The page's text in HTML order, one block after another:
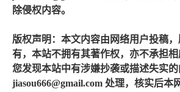
除侵权内容。
版权声明：本文内容由网络用户投稿
有，本站不拥有其著作权，亦不承担
您发现本站中有涉嫌抄袭或描述失实的
jiasou666@gmail.com 处理，核实后本